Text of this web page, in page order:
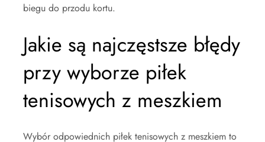
biegu do przodu kortu.
Jakie są najczęstsze błędy
przy wyborze piłek
tenisowych z meszkiem
Wybór odpowiednich piłek tenisowych z meszkiem to